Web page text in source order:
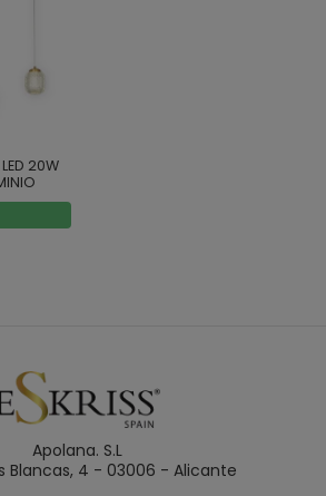
20W
Apolana. S.L
Blancas, 4 - 03006 - Alicante